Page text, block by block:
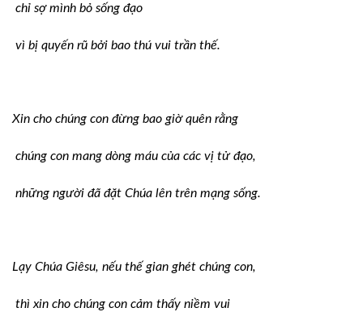
chỉ sợ mình bỏ sống đạo
vì bị quyến rũ bởi bao thú vui trần thế.
Xin cho chúng con đừng bao giờ quên rằng
chúng con mang dòng máu của các vị tử đạo,
những người đã đặt Chúa lên trên mạng sống.
Lạy Chúa Giêsu, nếu thế gian ghét chúng con,
thì xin cho chúng con cảm thấy niềm vui